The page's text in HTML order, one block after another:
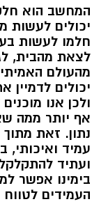
המחשב הוא חלק
יכולים לעשות
חלמו לעשות
לצאת מהבית,
מהעולם
יכולים
ולכן אנו
אף יותר ממה
נתון. זאת
עמיד ואיכותי,
ועתיד
בימינו אפשר
העמידים לטווח